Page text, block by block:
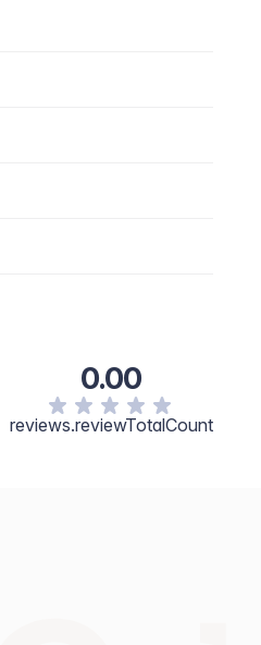
0.00
reviews.reviewTotalCount